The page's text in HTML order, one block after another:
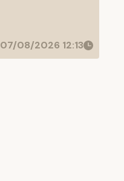
07/08/2026 12:13